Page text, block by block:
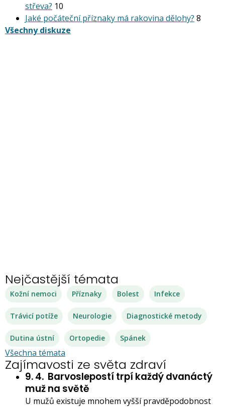
střeva? 10
Jaké počáteční příznaky má rakovina dělohy? 8
Všechny diskuze
Nejčastější témata
Kožní nemoci Příznaky Bolest Infekce
Trávicí potíže Neurologie Diagnostické metody
Dutina ústní Ortopedie Spánek
Všechna témata
Zajímavosti ze světa zdraví
9. 4. Barvoslepostí trpí každý dvanáctý
muž na světě
U mužů existuje mnohem vyšší pravděpodobnost